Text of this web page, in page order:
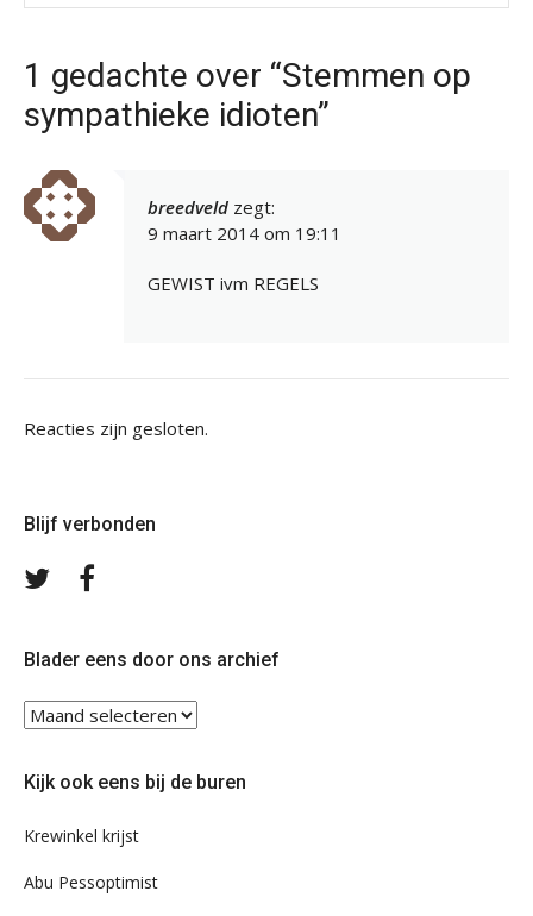
1 gedachte over “Stemmen op
sympathieke idioten”
breedveld zegt:
9 maart 2014 om 19:11
GEWIST ivm REGELS
Reacties zijn gesloten.
Blijf verbonden
Volg
Blader eens door ons archief
Blader
eens
ons
Kijk ook eens bij de buren
Krewinkel krijst
Abu Pessoptimist